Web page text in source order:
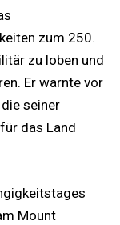
zum 250.
zu loben und
Er warnte vor
seiner
das Land
Mount